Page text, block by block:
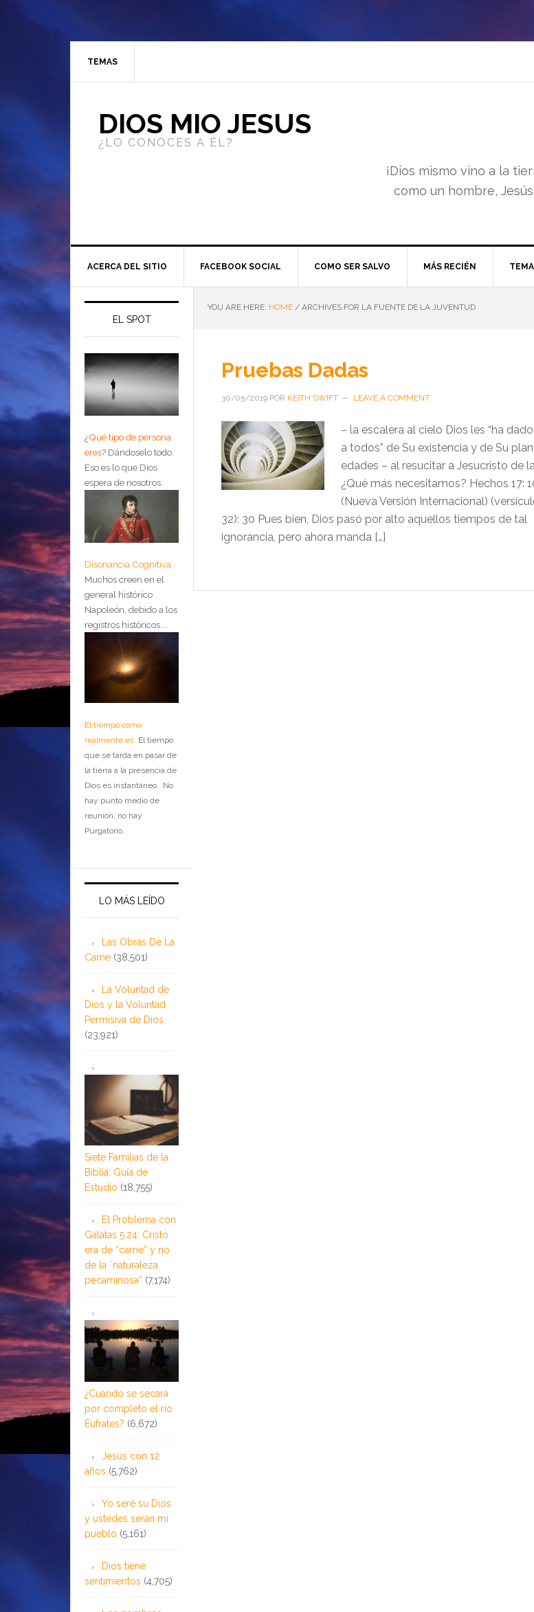
TEMAS
DIOS MIO JESUS
¿LO CONOCES A ÉL?
¡Dios mismo vino a la
como un hombre,
ACERCA DEL SITIO FACEBOOK SOCIAL COMO SER SALVO MÁS RECIÉN
YOU ARE HERE: HOME / ARCHIVES FOR LA FUENTE DE LA JUVENTUD
Pruebas Dadas
30/05/2019 POR KEITH SWIFT LEAVE A COMMENT
– la escalera al cielo Dios les “ha
a todos” de Su existencia y de Su
edades – al resucitar a Jesucristo de
¿Qué más necesitamos? Hechos 17:
(Nueva Versión Internacional)
32): 30 Pues bien, Dios pasó por alto aquellos tiempos de tal
ignorancia, pero ahora manda […]
EL SPOT
¿Qué tipo de persona
eres? Dándoselo todo.
Eso es lo que Dios
espera de nosotros.
Disonancia Cognitiva
Muchos creen en el
general histórico
Napoleón, debido a los
registros históricos....
El tiempo como
realmente es El tiempo
que se tarda en pasar de
la tierra a la presencia de
Dios es instantáneo. No
hay punto medio de
reunión, no hay
Purgatorio.
LO MÁS LEÍDO
Las Obras De La
Carne (38,501)
La Voluntad de
Dios y la Voluntad
Permisiva de Dios
(23,921)
Siete Familias de la
Biblia: Guía de
Estudio (18,755)
El Problema con
Gálatas 5:24: Cristo
era de “carne” y no
de la ¨naturaleza
pecaminosa” (7,174)
¿Cuándo se secará
por completo el río
Éufrates? (6,672)
Jesús con 12
años (5,762)
Yo seré su Dios
y ustedes serán mi
pueblo (5,161)
Dios tiene
sentimientos (4,705)